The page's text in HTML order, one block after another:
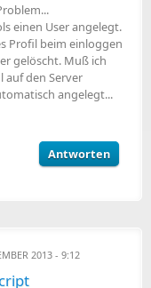
einen User angelegt.
Profil beim einloggen
gelöscht. Muß ich
auf den Server
angelegt...
Antworten
2013 - 9:12